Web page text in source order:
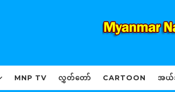
MNP TV လွှတ်တော် CARTOON အယ်